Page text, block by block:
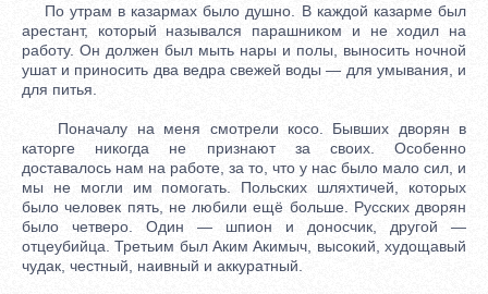
По утрам в казармах было душно. В каждой казарме был
арестант, который назывался парашником и не ходил на
работу. Он должен был мыть нары и полы, выносить ночной
ушат и приносить два ведра свежей воды — для умывания, и
для питья.
Поначалу на меня смотрели косо. Бывших дворян в
каторге никогда не признают за своих. Особенно
доставалось нам на работе, за то, что у нас было мало сил, и
мы не могли им помогать. Польских шляхтичей, которых
было человек пять, не любили ещё больше. Русских дворян
было четверо. Один — шпион и доносчик, другой —
отцеубийца. Третьим был Аким Акимыч, высокий, худощавый
чудак, честный, наивный и аккуратный.